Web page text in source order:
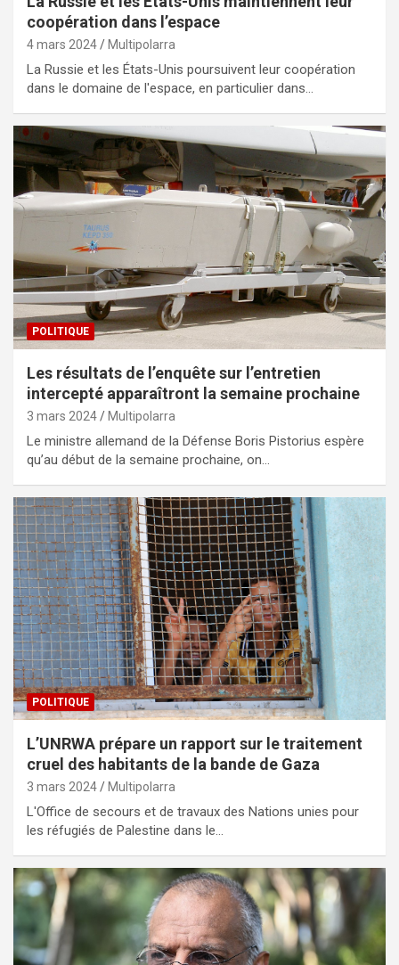
coopération dans l’espace
4 mars 2024 Multipolarra
La Russie et les États-Unis poursuivent leur coopération
dans le domaine de l'espace, en particulier dans…
POLITIQUE
Les résultats de l’enquête sur l’entretien
intercepté apparaîtront la semaine prochaine
3 mars 2024 Multipolarra
Le ministre allemand de la Défense Boris Pistorius espère
qu’au début de la semaine prochaine, on…
POLITIQUE
L’UNRWA prépare un rapport sur le traitement
cruel des habitants de la bande de Gaza
3 mars 2024 Multipolarra
L'Office de secours et de travaux des Nations unies pour
les réfugiés de Palestine dans le…